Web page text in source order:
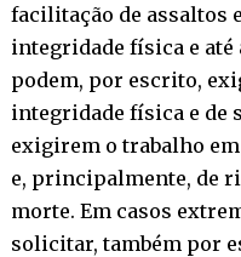
facilitação de assaltos
integridade física e até
podem, por escrito,
integridade física e de
exigirem o trabalho
e, principalmente, de
morte. Em casos
solicitar, também por